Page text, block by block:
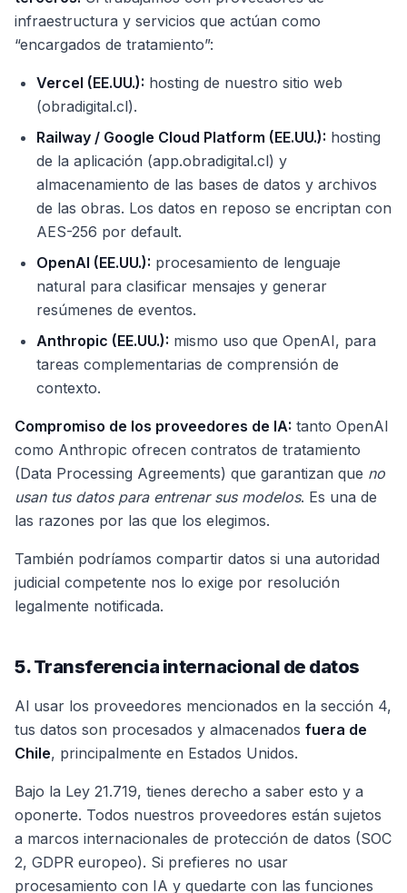
infraestructura y servicios que actúan como
“encargados de tratamiento”:
Vercel (EE.UU.): hosting de nuestro sitio web
(obradigital.cl).
Railway / Google Cloud Platform (EE.UU.): hosting
de la aplicación (app.obradigital.cl) y
almacenamiento de las bases de datos y archivos
de las obras. Los datos en reposo se encriptan con
AES-256 por default.
OpenAI (EE.UU.): procesamiento de lenguaje
natural para clasificar mensajes y generar
resúmenes de eventos.
Anthropic (EE.UU.): mismo uso que OpenAI, para
tareas complementarias de comprensión de
contexto.
Compromiso de los proveedores de IA: tanto OpenAI
como Anthropic ofrecen contratos de tratamiento
(Data Processing Agreements) que garantizan que no
usan tus datos para entrenar sus modelos. Es una de
las razones por las que los elegimos.
También podríamos compartir datos si una autoridad
judicial competente nos lo exige por resolución
legalmente notificada.
5. Transferencia internacional de datos
Al usar los proveedores mencionados en la sección 4,
tus datos son procesados y almacenados fuera de
Chile, principalmente en Estados Unidos.
Bajo la Ley 21.719, tienes derecho a saber esto y a
oponerte. Todos nuestros proveedores están sujetos
a marcos internacionales de protección de datos (SOC
2, GDPR europeo). Si prefieres no usar
procesamiento con IA y quedarte con las funciones